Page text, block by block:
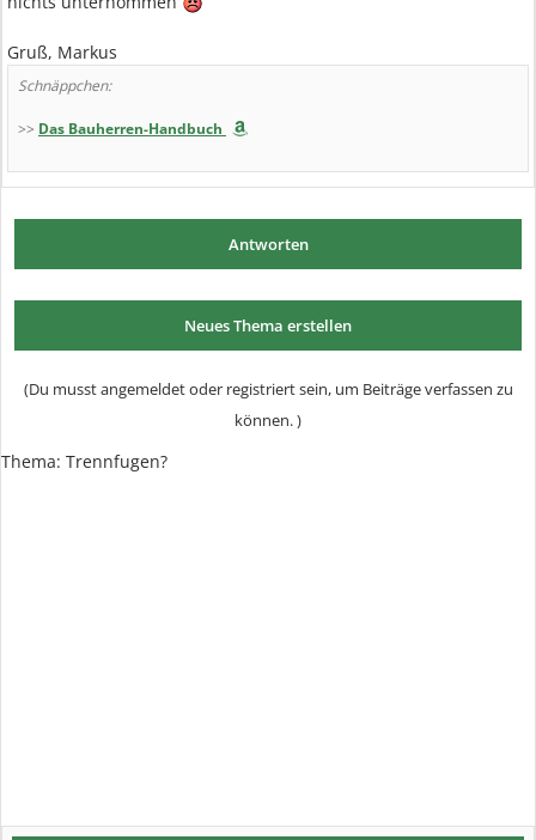
Gruß, Markus
Schnäppchen:
>> Das Bauherren-Handbuch
Antworten
Neues Thema erstellen
(Du musst angemeldet oder registriert sein, um Beiträge verfassen zu
können. )
Thema: Trennfugen?